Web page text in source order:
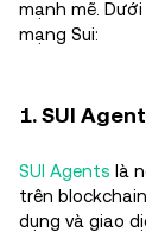
mạnh mẽ.
mạng Sui:
1. SUI
SUI Agents là
trên
dụng và giao